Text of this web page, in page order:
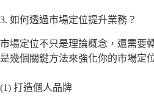
3. 如何透過市場定位提升業務？
市場定位不只是理論概念，還需要
是幾個關鍵方法來強化你的市場定
(1) 打造個人品牌